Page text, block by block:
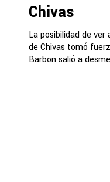
Chivas
La posibilidad de
de Chivas tomó
Barbon salió a